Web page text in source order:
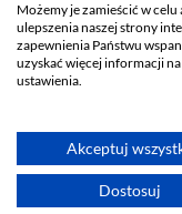
Możemy je zamieścić w
ulepszenia naszej strony
zapewnienia Państwu
uzyskać więcej informacji
ustawienia.
Akceptuj
Dostosuj
Deklaracja